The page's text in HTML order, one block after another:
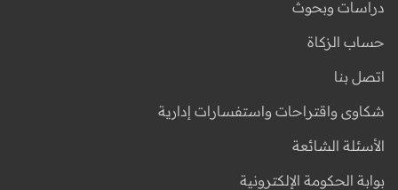
دراسات وبحوث
حساب الزكاة
اتصل بنا
شكاوى واقتراحات واستفسارات إدارية
الأسئلة الشائعة
بوابة الحكومة الإلكترونية